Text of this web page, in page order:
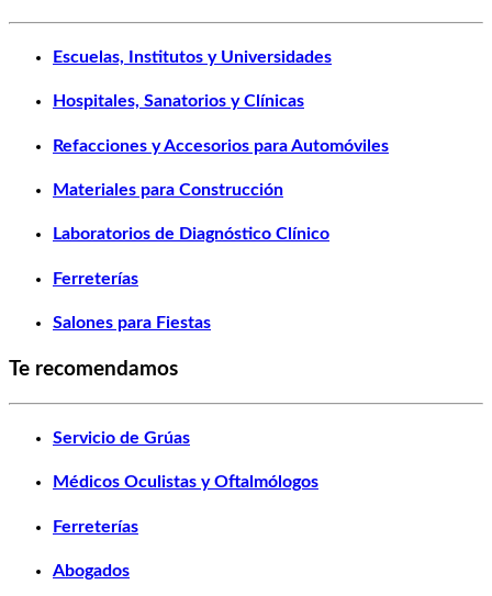
Escuelas, Institutos y Universidades
Hospitales, Sanatorios y Clínicas
Refacciones y Accesorios para Automóviles
Materiales para Construcción
Laboratorios de Diagnóstico Clínico
Ferreterías
Salones para Fiestas
Te recomendamos
Servicio de Grúas
Médicos Oculistas y Oftalmólogos
Ferreterías
Abogados